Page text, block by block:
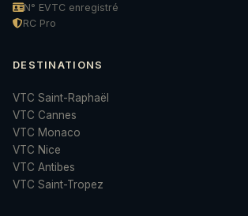
N° EVTC enregistré
RC Pro
DESTINATIONS
VTC Saint-Raphaël
VTC Cannes
VTC Monaco
VTC Nice
VTC Antibes
VTC Saint-Tropez